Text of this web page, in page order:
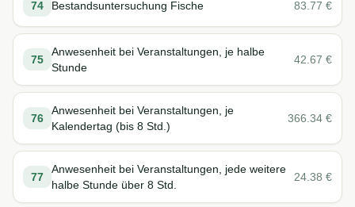
74 Bestandsuntersuchung Fische 83.77 €
75
Anwesenheit bei Veranstaltungen, je halbe
Stunde
42.67 €
76
Anwesenheit bei Veranstaltungen, je
Kalendertag (bis 8 Std.)
366.34 €
77
Anwesenheit bei Veranstaltungen, jede weitere
halbe Stunde über 8 Std.
24.38 €